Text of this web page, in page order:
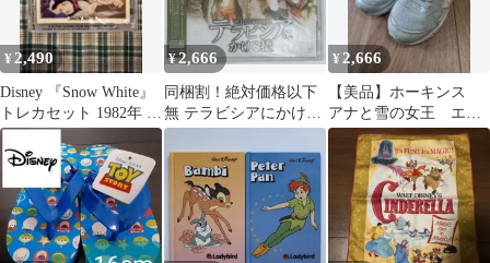
¥2,490
Disney 『Snow White』
トレカセット 1982年 昭
和レトロ
¥2,666
同梱割！絶対価格以下
無 テラビシアにかける
橋 オリジナルサウンド
トラック 未開封
¥2,666
【美品】ホーキンス
アナと雪の女王 エル
サ 18cm